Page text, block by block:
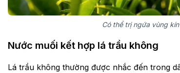
Có thể trị ngứa vùng
Nước muối kết hợp lá trầu không
Lá trầu không thường được nhắc đến trong